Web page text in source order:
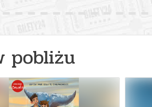
pobliżu